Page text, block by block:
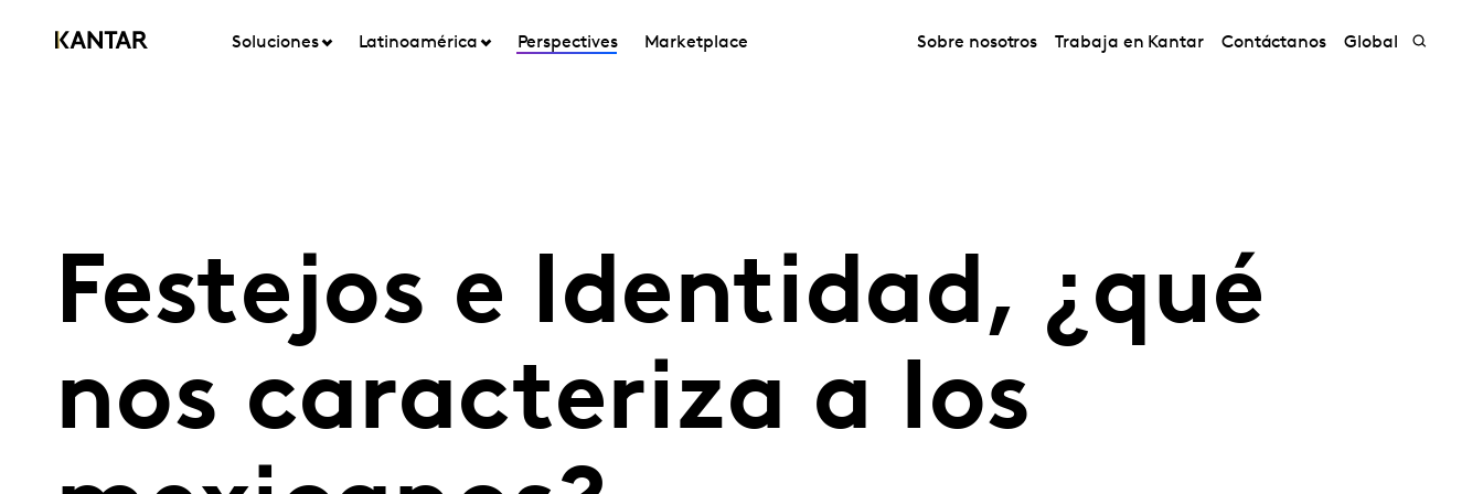
Soluciones Latinoamérica Perspectives Marketplace Sobre nosotros Trabaja en Kantar Contáctanos Global
Festejos e Identidad, ¿qué
nos caracteriza a los